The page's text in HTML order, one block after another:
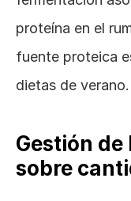
proteína en el
fuente proteica
dietas de verano.
Gestión
sobre